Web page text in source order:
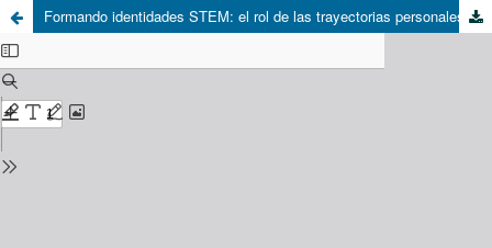
Formando identidades STEM: el rol de las trayectorias personales y universitarias en estudiantes talentosas